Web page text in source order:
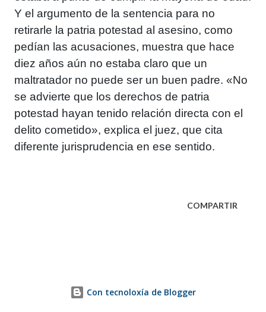
Y el argumento de la sentencia para no
retirarle la patria potestad al asesino, como
pedían las acusaciones, muestra que hace
diez años aún no estaba claro que un
maltratador no puede ser un buen padre. «No
se advierte que los derechos de patria
potestad hayan tenido relación directa con el
delito cometido», explica el juez, que cita
diferente jurisprudencia en ese sentido.
COMPARTIR
Con tecnoloxía de Blogger